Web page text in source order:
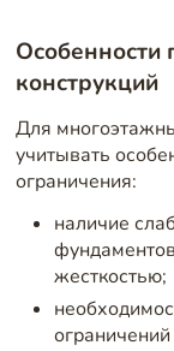
Особенности
конструкций
Для
учитывать
ограничения:
наличие
жесткостью;